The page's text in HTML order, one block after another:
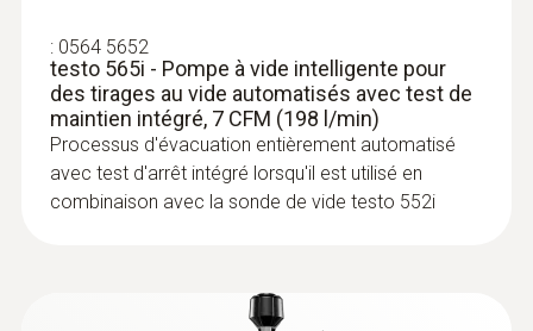
électronique intelligent avec pince
ampèremétrique et sondes de
température et de vide sans fil
: 0564 5652
testo 565i - Pompe à vide intelligente pour
des tirages au vide automatisés avec test de
maintien intégré, 7 CFM (198 l/min)
Processus d'évacuation entièrement automatisé
avec test d'arrêt intégré lorsqu'il est utilisé en
combinaison avec la sonde de vide testo 552i